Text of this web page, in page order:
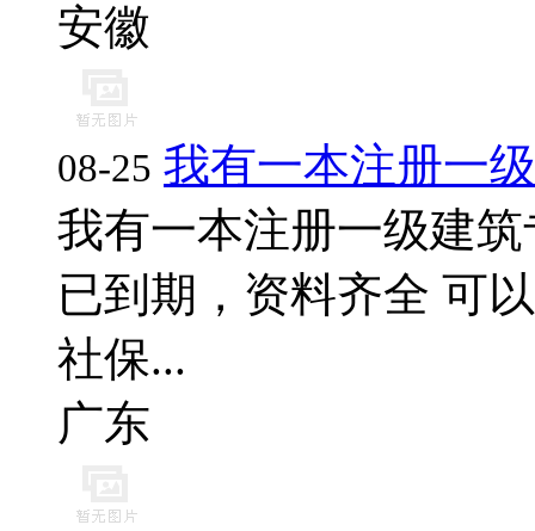
安徽
08-25 我有一本注册一
我有一本注册一级建
已到期，资料齐全 可
社保...
广东